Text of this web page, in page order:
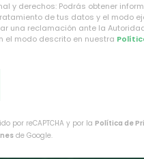
y derechos: Podrás obtener
de tus datos y el modo
una reclamación ante la
el modo descrito en nuestra
por reCAPTCHA y por la Política de
de Google.